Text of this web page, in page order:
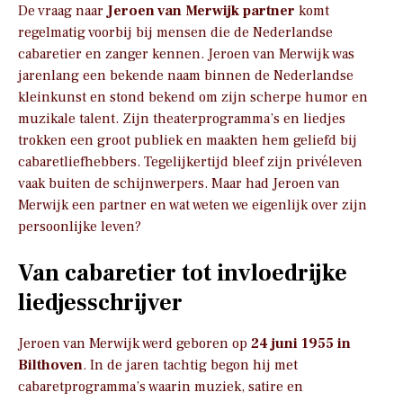
De vraag naarJeroen van Merwijk partner komt
regelmatig voorbij bij mensen die de Nederlandse
cabaretier en zanger kennen. Jeroen van Merwijk was
jarenlang een bekende naam binnen de Nederlandse
kleinkunst en stond bekend om zijn scherpe humor en
muzikale talent. Zijn theaterprogramma’s en liedjes
trokken een groot publiek en maakten hem geliefd bij
cabaretliefhebbers. Tegelijkertijd bleef zijn privéleven
vaak buiten de schijnwerpers. Maar had Jeroen van
Merwijk een partner en wat weten we eigenlijk over zijn
persoonlijke leven?
Van cabaretier tot invloedrijke
liedjesschrijver
Jeroen van Merwijk werd geboren op 24 juni 1955 in
Bilthoven. In de jaren tachtig begon hij met
cabaretprogramma’s waarin muziek, satire en